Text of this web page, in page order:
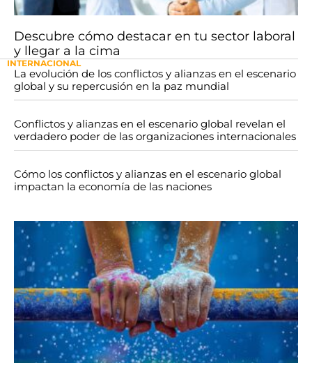
Descubre cómo destacar en tu sector laboral
y llegar a la cima
INTERNACIONAL
La evolución de los conflictos y alianzas en el escenario
global y su repercusión en la paz mundial
Conflictos y alianzas en el escenario global revelan el
verdadero poder de las organizaciones internacionales
Cómo los conflictos y alianzas en el escenario global
impactan la economía de las naciones